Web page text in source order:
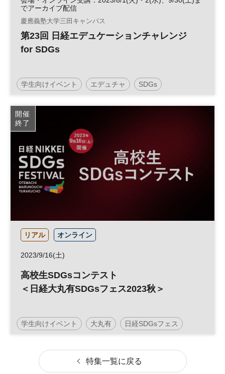
でアーカイブ配信
慶應義塾大学三田キャンパス
第23回 日経エデュケーションチャレンジ
for SDGs
学生向けイベント エデュチャ SDGs
日経エデュケーションチャレンジ 高校生
コンテスト
開催
終了
リアル オンライン
2023/9/16(土)
高校生SDGsコンテスト
＜日経大丸有SDGsフェス2023秋＞
学生向けイベント 大丸有 日経SDGsフェス
特集一覧に戻る